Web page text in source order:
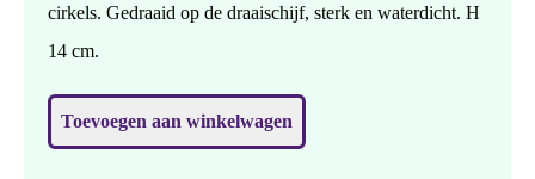
cirkels. Gedraaid op de draaischijf, sterk en waterdicht. H
14 cm.
Toevoegen aan winkelwagen